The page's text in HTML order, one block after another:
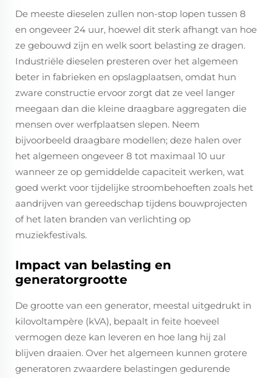
De meeste dieselen zullen non-stop lopen tussen 8
en ongeveer 24 uur, hoewel dit sterk afhangt van hoe
ze gebouwd zijn en welk soort belasting ze dragen.
Industriële dieselen presteren over het algemeen
beter in fabrieken en opslagplaatsen, omdat hun
zware constructie ervoor zorgt dat ze veel langer
meegaan dan die kleine draagbare aggregaten die
mensen over werfplaatsen slepen. Neem
bijvoorbeeld draagbare modellen; deze halen over
het algemeen ongeveer 8 tot maximaal 10 uur
wanneer ze op gemiddelde capaciteit werken, wat
goed werkt voor tijdelijke stroombehoeften zoals het
aandrijven van gereedschap tijdens bouwprojecten
of het laten branden van verlichting op
muziekfestivals.
Impact van belasting en
generatorgrootte
De grootte van een generator, meestal uitgedrukt in
kilovoltampère (kVA), bepaalt in feite hoeveel
vermogen deze kan leveren en hoe lang hij zal
blijven draaien. Over het algemeen kunnen grotere
generatoren zwaardere belastingen gedurende